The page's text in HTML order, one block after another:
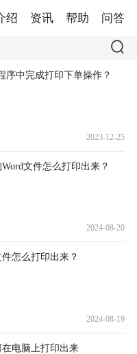
序中完成打印下单操作？
2023-12-25
文件怎么打印出来？
2024-08-20
怎么打印出来？
2024-08-19
电脑上打印出来
绍 资讯 帮助 问答